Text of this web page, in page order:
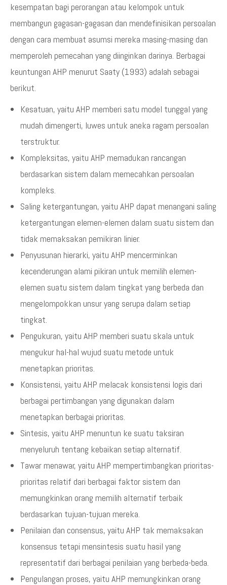
kesempatan bagi perorangan atau kelompok untuk
membangun gagasan-gagasan dan mendefinisikan persoalan
dengan cara membuat asumsi mereka masing-masing dan
memperoleh pemecahan yang diinginkan darinya. Berbagai
keuntungan AHP menurut Saaty (1993) adalah sebagai
berikut.
Kesatuan, yaitu AHP memberi satu model tunggal yang
mudah dimengerti, luwes untuk aneka ragam persoalan
terstruktur.
Kompleksitas, yaitu AHP memadukan rancangan
berdasarkan sistem dalam memecahkan persoalan
kompleks.
Saling ketergantungan, yaitu AHP dapat menangani saling
ketergantungan elemen-elemen dalam suatu sistem dan
tidak memaksakan pemikiran linier.
Penyusunan hierarki, yaitu AHP mencerminkan
kecenderungan alami pikiran untuk memilih elemen-
elemen suatu sistem dalam tingkat yang berbeda dan
mengelompokkan unsur yang serupa dalam setiap
tingkat.
Pengukuran, yaitu AHP memberi suatu skala untuk
mengukur hal-hal wujud suatu metode untuk
menetapkan prioritas.
Konsistensi, yaitu AHP melacak konsistensi logis dari
berbagai pertimbangan yang digunakan dalam
menetapkan berbagai prioritas.
Sintesis, yaitu AHP menuntun ke suatu taksiran
menyeluruh tentang kebaikan setiap alternatif.
Tawar menawar, yaitu AHP mempertimbangkan prioritas-
prioritas relatif dari berbagai faktor sistem dan
memungkinkan orang memilih alternatif terbaik
berdasarkan tujuan-tujuan mereka.
Penilaian dan consensus, yaitu AHP tak memaksakan
konsensus tetapi mensintesis suatu hasil yang
representatif dari berbagai penilaian yang berbeda-beda.
Pengulangan proses, yaitu AHP memungkinkan orang